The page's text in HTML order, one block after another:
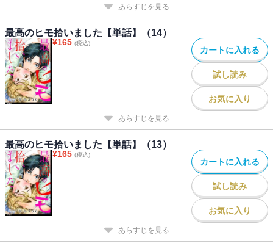
あらすじを見る
最高のヒモ拾いました【単話】（14）
¥165 (税込)
カートに入れる
試し読み
お気に入り
あらすじを見る
最高のヒモ拾いました【単話】（13）
¥165 (税込)
カートに入れる
試し読み
お気に入り
あらすじを見る